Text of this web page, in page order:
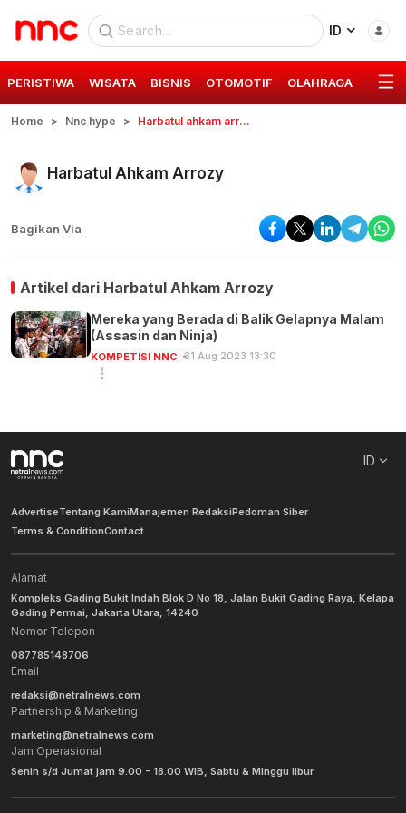
ID
PERISTIWA WISATA BISNIS OTOMOTIF OLAHRAGA GAYA
Home Nnc hype Harbatul ahkam arrozy
Harbatul Ahkam Arrozy
Bagikan Via
Artikel dari Harbatul Ahkam Arrozy
Mereka yang Berada di Balik Gelapnya Malam
(Assasin dan Ninja)
KOMPETISI NNC 31 Aug 2023 13:30
ID
AdvertiseTentang KamiManajemen RedaksiPedoman Siber
Terms & ConditionContact
Alamat
Kompleks Gading Bukit Indah Blok D No 18, Jalan Bukit Gading Raya, Kelapa
Gading Permai, Jakarta Utara, 14240
Nomor Telepon
087785148706
Email
redaksi@netralnews.com
Partnership & Marketing
marketing@netralnews.com
Jam Operasional
Senin s/d Jumat jam 9.00 - 18.00 WIB, Sabtu & Minggu libur